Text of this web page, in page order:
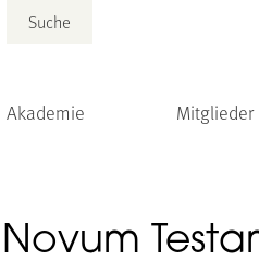
Suche
Akademie Mitglieder
Novum